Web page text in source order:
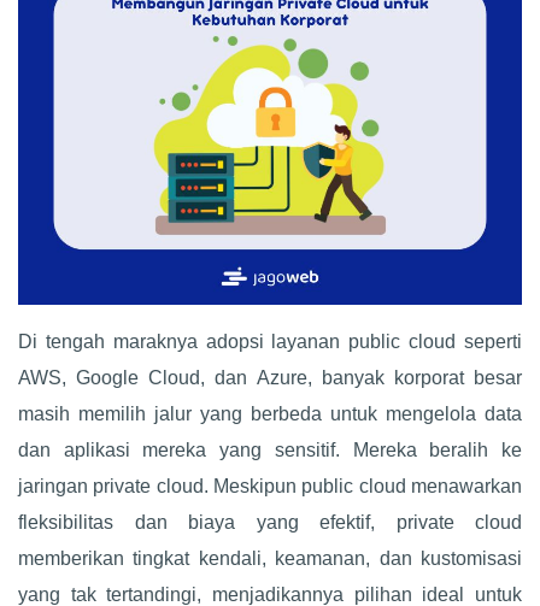
Di tengah maraknya adopsi layanan public cloud seperti
AWS, Google Cloud, dan Azure, banyak korporat besar
masih memilih jalur yang berbeda untuk mengelola data
dan aplikasi mereka yang sensitif. Mereka beralih ke
jaringan private cloud. Meskipun public cloud menawarkan
fleksibilitas dan biaya yang efektif, private cloud
memberikan tingkat kendali, keamanan, dan kustomisasi
yang tak tertandingi, menjadikannya pilihan ideal untuk